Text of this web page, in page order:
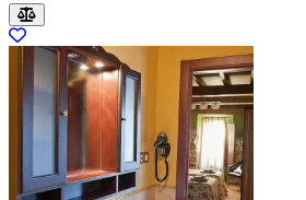
Resultados del listado